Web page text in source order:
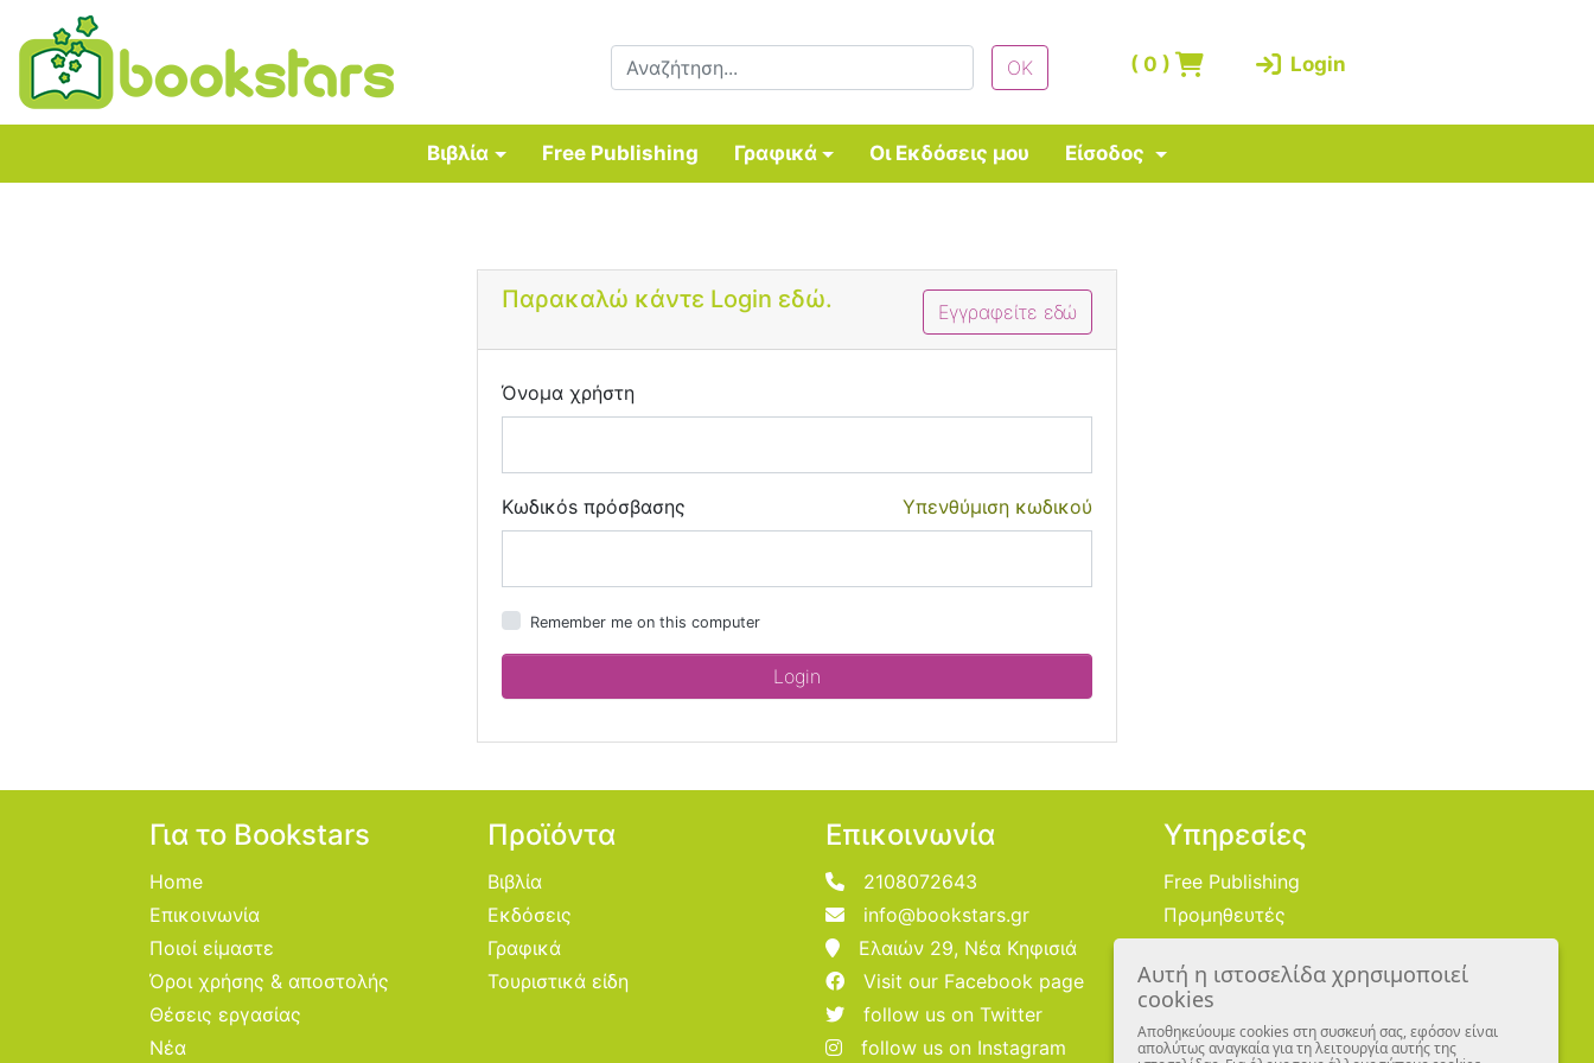
(0 ) Login
Βιβλία Free Publishing Γραφικά Οι Εκδόσεις μου Είσοδος
Εγγραφείτε εδώ
Παρακαλώ κάντε Login εδώ.
Όνομα χρήστη
Υπενθύμιση κωδικού
Κωδικόs πρόσβασης
Remember me on this computer
Για το Bookstars
Home
Επικοινωνία
Ποιοί είμαστε
Όροι χρήσης & αποστολής
Θέσεις εργασίας
Νέα
Προϊόντα
Βιβλία
Εκδόσεις
Γραφικά
Τουριστικά είδη
Επικοινωνία
2108072643
info@bookstars.gr
Ελαιών 29, Νέα Κηφισιά
Visit our Facebook page
follow us on Twitter
follow us on Instagram
Υπηρεσίες
Free Publishing
Προμηθευτές
Εικονογράφοι
Αυτή η ιστοσελίδα χρησιμοποιεί
cookies
Αποθηκεύουμε cookies στη συσκευή σας, εφόσον είναι
απολύτως αναγκαία για τη λειτουργία αυτής της